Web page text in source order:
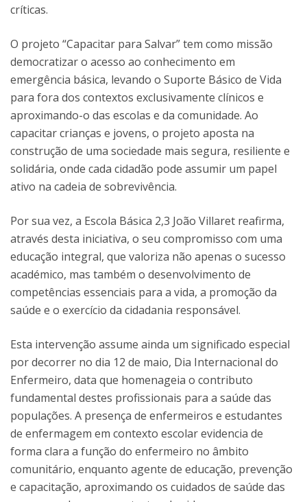
críticas.
O projeto “Capacitar para Salvar” tem como missão
democratizar o acesso ao conhecimento em
emergência básica, levando o Suporte Básico de Vida
para fora dos contextos exclusivamente clínicos e
aproximando-o das escolas e da comunidade. Ao
capacitar crianças e jovens, o projeto aposta na
construção de uma sociedade mais segura, resiliente e
solidária, onde cada cidadão pode assumir um papel
ativo na cadeia de sobrevivência.
Por sua vez, a Escola Básica 2,3 João Villaret reafirma,
através desta iniciativa, o seu compromisso com uma
educação integral, que valoriza não apenas o sucesso
académico, mas também o desenvolvimento de
competências essenciais para a vida, a promoção da
saúde e o exercício da cidadania responsável.
Esta intervenção assume ainda um significado especial
por decorrer no dia 12 de maio, Dia Internacional do
Enfermeiro, data que homenageia o contributo
fundamental destes profissionais para a saúde das
populações. A presença de enfermeiros e estudantes
de enfermagem em contexto escolar evidencia de
forma clara a função do enfermeiro no âmbito
comunitário, enquanto agente de educação, prevenção
e capacitação, aproximando os cuidados de saúde das